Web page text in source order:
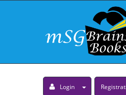
Login